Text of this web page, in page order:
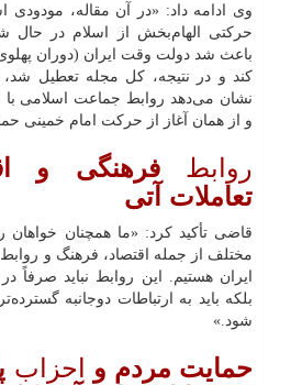
وی ادامه داد: «در آن مقاله، مودودی
حرکتی الهام‌بخش از اسلام در حال
باعث شد دولت وقت ایران (دوران
کند و در نتیجه، کل مجله تعطیل
نشان می‌دهد روابط جماعت اسلامی با
و از همان آغاز از حرکت امام خمینی
روابطفرهنگی و
تعاملات آتی
قاضی تأکید کرد: «ما همچنان خواهان
مختلف از جمله اقتصاد، فرهنگ و
ایران هستیم. این روابط نباید صرفاً
بلکه باید به ارتباطات دوجانبه
شود.»
حمایت مردم و احزاب